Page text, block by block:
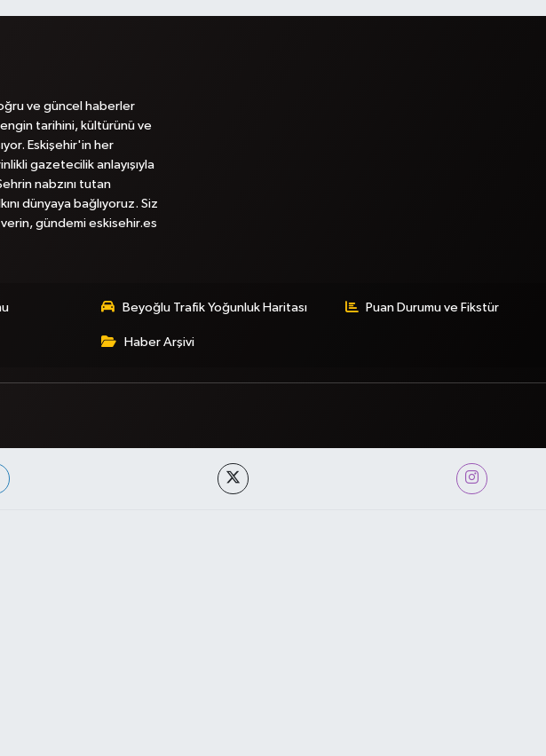
ve güncel haberler
tarihini, kültürünü ve
Eskişehir'in her
gazetecilik anlayışıyla
nabzını tutan
dünyaya bağlıyoruz. Siz
gündemi eskisehir.es
Beyoğlu Trafik Yoğunluk Haritası Puan Durumu ve Fikstür
Haber Arşivi